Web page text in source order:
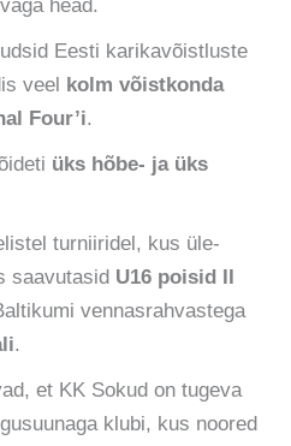
head.
Eesti karikavõistluste
veel kolm võistkonda
Four’i.
üks hõbe- ja üks
turniiridel, kus üle-
saavutasid U16 poisid II
vennasrahvastega
.
et KK Sokud on tugeva
klubi, kus noored